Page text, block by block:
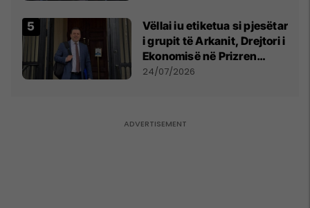
Vëllai iu etiketua si pjesëtar
i grupit të Arkanit, Drejtori i
Ekonomisë në Prizren
mohon pretendimet
24/07/2026